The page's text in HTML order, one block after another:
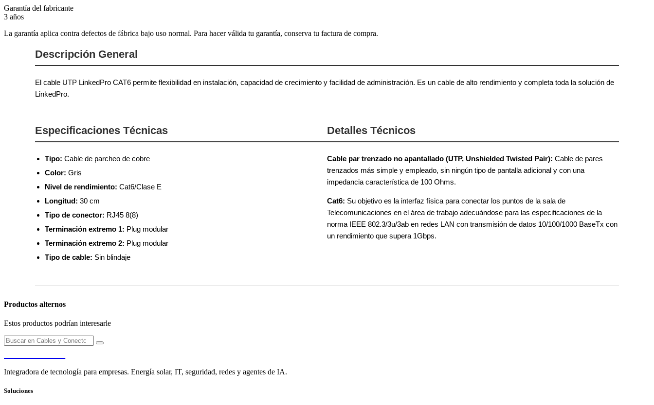
Garantía del fabricante
3 años
La garantía aplica contra defectos de fábrica bajo uso normal. Para hacer válida tu garantía, conserva tu factura de compra.
Descripción General
El cable UTP LinkedPro CAT6 permite flexibilidad en instalación, capacidad de crecimiento y facilidad de administración. Es un cable de alto rendimiento y completa toda la solución de
LinkedPro.
Especificaciones Técnicas
Tipo: Cable de parcheo de cobre
Color: Gris
Nivel de rendimiento: Cat6/Clase E
Longitud: 30 cm
Tipo de conector: RJ45 8(8)
Terminación extremo 1: Plug modular
Terminación extremo 2: Plug modular
Tipo de cable: Sin blindaje
Detalles Técnicos
Cable par trenzado no apantallado (UTP, Unshielded Twisted Pair): Cable de pares
trenzados más simple y empleado, sin ningún tipo de pantalla adicional y con una
impedancia característica de 100 Ohms.
Cat6: Su objetivo es la interfaz física para conectar los puntos de la sala de
Telecomunicaciones en el área de trabajo adecuándose para las especificaciones de la
norma IEEE 802.3/3u/3ab en redes LAN con transmisión de datos 10/100/1000 BaseTx con
un rendimiento que supera 1Gbps.
Productos alternos
Estos productos podrían interesarle
Integradora de tecnología para empresas. Energía solar, IT, seguridad, redes y agentes de IA.
Soluciones